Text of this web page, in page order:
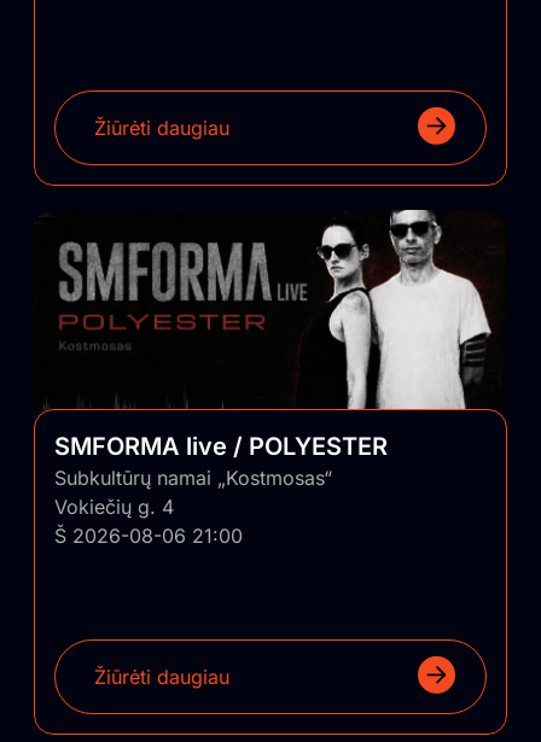
Žiūrėti daugiau
SMFORMA live / POLYESTER
Subkultūrų namai „Kostmosas“
Vokiečių g. 4
Š 2026-08-06 21:00
Žiūrėti daugiau